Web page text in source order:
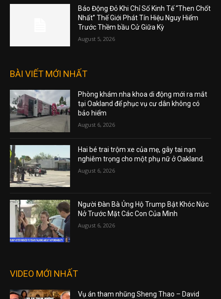
Báo Động Đỏ Khi Chỉ Số Kinh Tế “Then Chốt
Nhất” Thế Giới Phát Tín Hiệu Nguy Hiểm
Trước Thềm bầu Cử Giữa Kỳ
August 5, 2026
BÀI VIẾT MỚI NHẤT
Phòng khám nha khoa di động mới ra mắt
tại Oakland để phục vụ cư dân không có
bảo hiểm
August 6, 2026
Hai bé trai trộm xe của mẹ, gây tai nạn
nghiêm trọng cho một phụ nữ ở Oakland.
August 6, 2026
Người Đàn Bà Ủng Hộ Trump Bật Khóc Nức
Nở Trước Mặt Các Con Của Mình
August 6, 2026
VIDEO MỚI NHẤT
Vụ án tham nhũng Sheng Thao – David